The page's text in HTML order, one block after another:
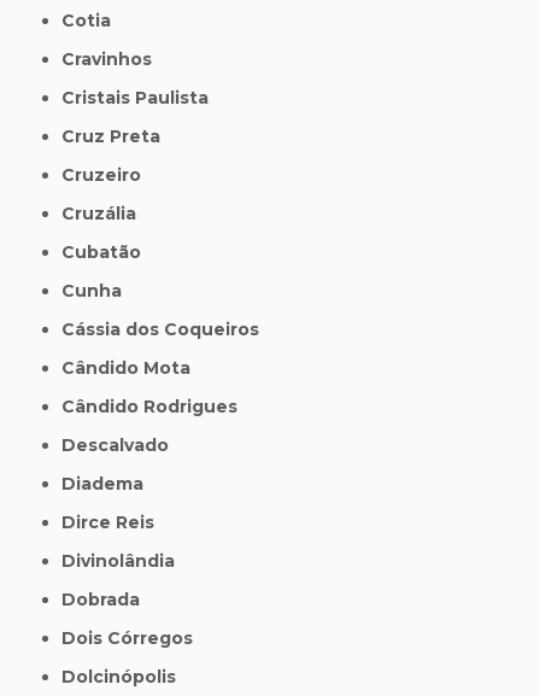
Cotia
Cravinhos
Cristais Paulista
Cruz Preta
Cruzeiro
Cruzália
Cubatão
Cunha
Cássia dos Coqueiros
Cândido Mota
Cândido Rodrigues
Descalvado
Diadema
Dirce Reis
Divinolândia
Dobrada
Dois Córregos
Dolcinópolis